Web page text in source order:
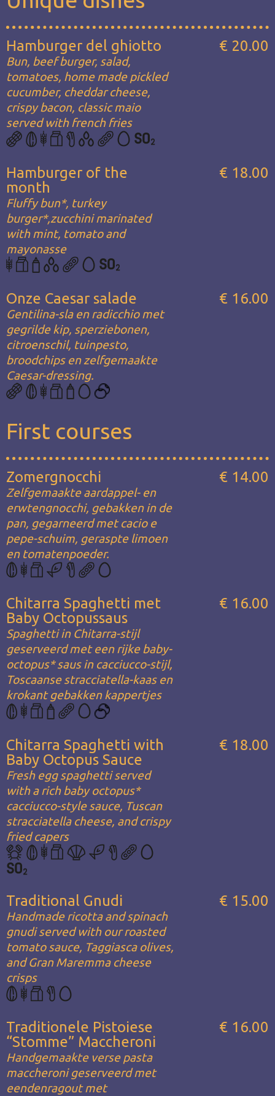
Hamburger del ghiotto
Bun, beef burger, salad,
tomatoes, home made pickled
cucumber, cheddar cheese,
crispy bacon, classic maio
served with french fries
€ 20.00
Hamburger of the
month
Fluffy bun*, turkey
burger*,zucchini marinated
with mint, tomato and
mayonasse
€ 18.00
Onze Caesar salade
Gentilina-sla en radicchio met
gegrilde kip, sperziebonen,
citroenschil, tuinpesto,
broodchips en zelfgemaakte
Caesar-dressing.
€ 16.00
First courses
Zomergnocchi
Zelfgemaakte aardappel- en
erwtengnocchi, gebakken in de
pan, gegarneerd met cacio e
pepe-schuim, geraspte limoen
en tomatenpoeder.
€ 14.00
Chitarra Spaghetti met
Baby Octopussaus
Spaghetti in Chitarra-stijl
geserveerd met een rijke baby-
octopus* saus in cacciucco-stijl,
Toscaanse stracciatella-kaas en
krokant gebakken kappertjes
€ 16.00
Chitarra Spaghetti with
Baby Octopus Sauce
Fresh egg spaghetti served
with a rich baby octopus*
cacciucco-style sauce, Tuscan
stracciatella cheese, and crispy
fried capers
€ 18.00
Traditional Gnudi
Handmade ricotta and spinach
gnudi served with our roasted
tomato sauce, Taggiasca olives,
and Gran Maremma cheese
crisps
€ 15.00
Traditionele Pistoiese
“Stomme” Maccheroni
Handgemaakte verse pasta
maccheroni geserveerd met
eendenragout met
€ 16.00